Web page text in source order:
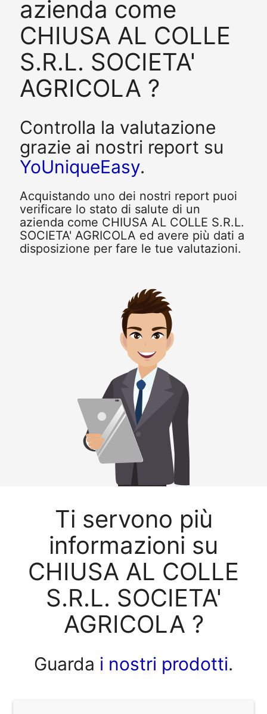
azienda come
CHIUSA AL COLLE
S.R.L. SOCIETA'
AGRICOLA ?
Controlla la valutazione
grazie ai nostri report su
YoUniqueEasy.
Acquistando uno dei nostri report puoi
verificare lo stato di salute di un
azienda come CHIUSA AL COLLE S.R.L.
SOCIETA' AGRICOLA ed avere più dati a
disposizione per fare le tue valutazioni.
Ti servono più
informazioni su
CHIUSA AL COLLE
S.R.L. SOCIETA'
AGRICOLA ?
Guarda i nostri prodotti.